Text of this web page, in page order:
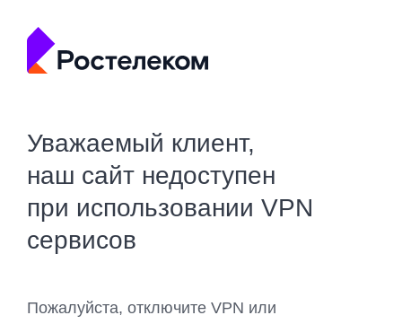
Уважаемый клиент,
наш сайт недоступен
при использовании VPN
сервисов
Пожалуйста, отключите VPN или